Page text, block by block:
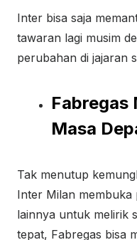
Inter bisa saja
tawaran lagi musim
perubahan di jajaran
Fabregas
Masa
Tak menutup
Inter Milan
lainnya untuk melirik
tepat, Fabregas bisa